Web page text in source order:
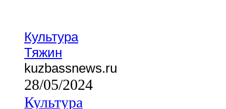
Культура
Тяжин
kuzbassnews.ru
28/05/2024
Культура